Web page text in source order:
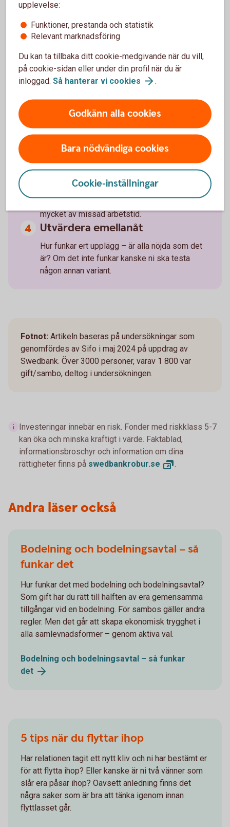
händelser
Gör en budget
Gör en budget och följ upp med jämna
alla kvitton under några månader för att få en
uppfattning om vilka utgifter ni har och vem
Sparande brukar man dela in i tre delar: buffert
för oförutsedda utgifter, långsiktigt sparande
samt pension. Räkna in sparande i er
gemensamma ekonomi och kompensera gärna
den som tar större ansvar för föräldraledighet
och deltidsarbete. Pensionen påverkas väldigt
mycket av missad arbetstid.
Utvärdera emellanåt
Hur funkar ert upplägg – är alla nöjda som det
är? Om det inte funkar kanske ni ska testa
någon annan variant.
Fotnot: Artikeln baseras på undersökningar som
genomfördes av Sifo i maj 2024 på uppdrag av
Swedbank. Över 3000 personer, varav 1 800 var
gift/sambo, deltog i undersökningen.
Investeringar innebär en risk. Fonder med riskklass 5-7
kan öka och minska kraftigt i värde. Faktablad,
informationsbroschyr och information om dina
rättigheter finns på swedbankrobur.se
Andra läser också
Bodelning och bodelningsavtal – så
funkar det
Hur funkar det med bodelning och bodelningsavtal?
Som gift har du rätt till hälften av era gemensamma
tillgångar vid en bodelning. För sambos gäller andra
regler. Men det går att skapa ekonomisk trygghet i
alla samlevnadsformer – genom aktiva val.
Bodelning och bodelningsavtal – så funkar
det
5 tips när du flyttar ihop
Har relationen tagit ett nytt kliv och ni har bestämt er
för att flytta ihop? Eller kanske är ni två vänner som
slår era påsar ihop? Oavsett anledning finns det
några saker som är bra att tänka igenom innan
flyttlasset går.
upplevelse:
Funktioner, prestanda och statistik
Relevant marknadsföring
Du kan ta tillbaka ditt cookie-medgivande när du vill,
på cookie-sidan eller under din profil när du är
inloggad. Så hanterar vi cookies .
Godkänn alla cookies
Bara nödvändiga cookies
Cookie-inställningar